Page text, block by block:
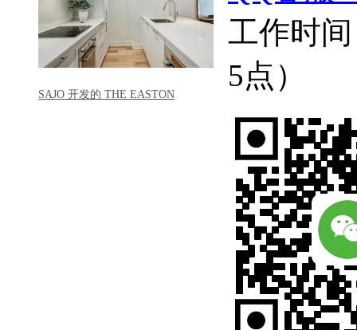
SAJO 开发的 THE EASTON
工作时
5点）